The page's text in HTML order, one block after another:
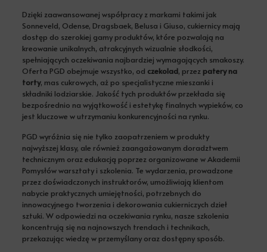
Dzięki zaawansowanej współpracy z markami takimi jak
Sonneveld, Odense, Dragsbaek, Belusa i Giuso, cukiernicy mają
dostęp do szerokiej gamy produktów, które pozwalają na
kreowanie unikalnych, atrakcyjnych wizualnie słodkości,
spełniających oczekiwania najbardziej wymagających smakoszy.
Oferta PGD obejmuje wszystko, od czekolad, przez patery na
torty, mas cukrowych, aż po specjalistyczne mieszanki i
składniki lodziarskie. Jakość tych produktów przekłada się
bezpośrednio na wyjątkowość i estetykę finalnych wypieków, co
jest kluczowe w utrzymaniu konkurencyjności na rynku.
PGD wyróżnia się nie tylko zaopatrzeniem w produkty
najwyższej klasy, ale również zaangażowanym doradztwem
technicznym oraz edukacją poprzez organizowane w Akademii
Pomysłów warsztaty i szkolenia. Te wydarzenia, prowadzone
przez doświadczonych instruktorów, umożliwiają klientom
nabycie praktycznych umiejętności, potrzebnych do
innowacyjnego tworzenia i dekorowania cukierniczych dzieł
sztuki. W odpowiedzi na oczekiwania rynku, nasze szkolenia
koncentrują się na najnowszych trendach i technikach,
przekazując wiedzę w przemyślany oraz dostępny sposób.